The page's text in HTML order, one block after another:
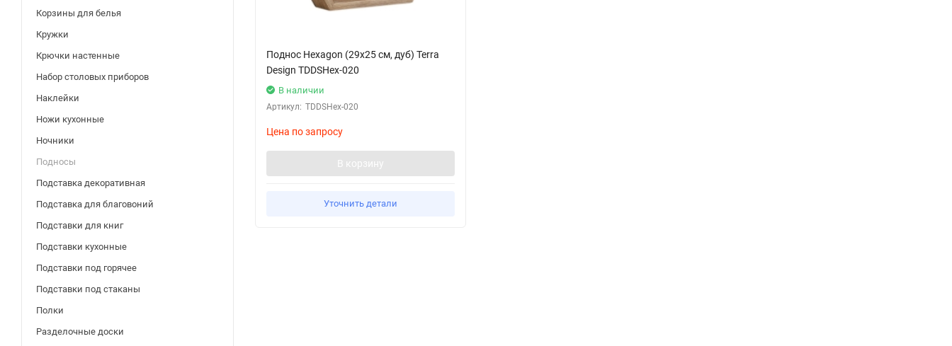
Корзины для белья
Кружки
Крючки настенные
Набор столовых приборов
Наклейки
Ножи кухонные
Ночники
Подносы
Подставка декоративная
Подставка для благовоний
Подставки для книг
Подставки кухонные
Подставки под горячее
Подставки под стаканы
Полки
Разделочные доски
Поднос Hexagon (29x25 см, дуб) Terra
Design TDDSHex-020
В наличии
Артикул: TDDSHex-020
Цена по запросу
В корзину
Уточнить детали